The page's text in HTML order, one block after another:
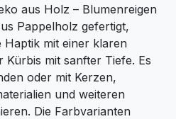
aus Holz – Blumenreigen
Pappelholz gefertigt,
Haptik mit einer klaren
mit sanfter Tiefe. Es
oder mit Kerzen,
und weiteren
Die Farbvarianten